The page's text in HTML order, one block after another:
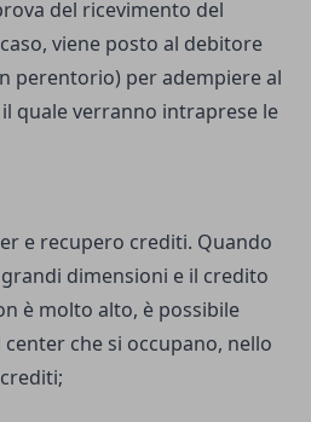
del ricevimento del
viene posto al debitore
perentorio) per adempiere al
quale verranno intraprese le
e recupero crediti. Quando
dimensioni e il credito
è molto alto, è possibile
che si occupano, nello